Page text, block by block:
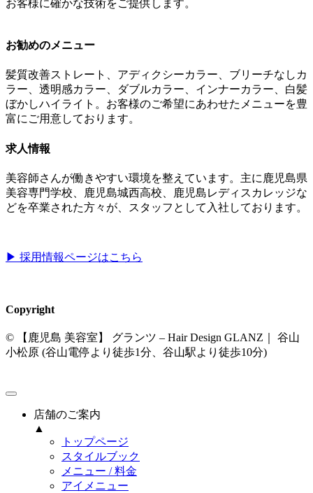
お客様に確かな技術をご提供します。
お勧めのメニュー
髪質改善ストレート、アディクシーカラー、ブリーチなしカ
ラー、透明感カラー、ダブルカラー、インナーカラー、白髪
ぼかしハイライト。お客様のご希望にあわせたメニューを豊
富にご用意しております。
求人情報
美容師さんが働きやすい環境を整えています。主に鹿児島県
美容専門学校、鹿児島城西高校、鹿児島レディスカレッジな
どを卒業された方々が、スタッフとして入社しております。
▶︎ 採用情報ページはこちら
Copyright
© 【鹿児島 美容室】 グランツ – Hair Design GLANZ｜ 谷山
小松原 (谷山電停より徒歩1分、谷山駅より徒歩10分)
店舗のご案内
▲
トップページ
スタイルブック
メニュー / 料金
アイメニュー